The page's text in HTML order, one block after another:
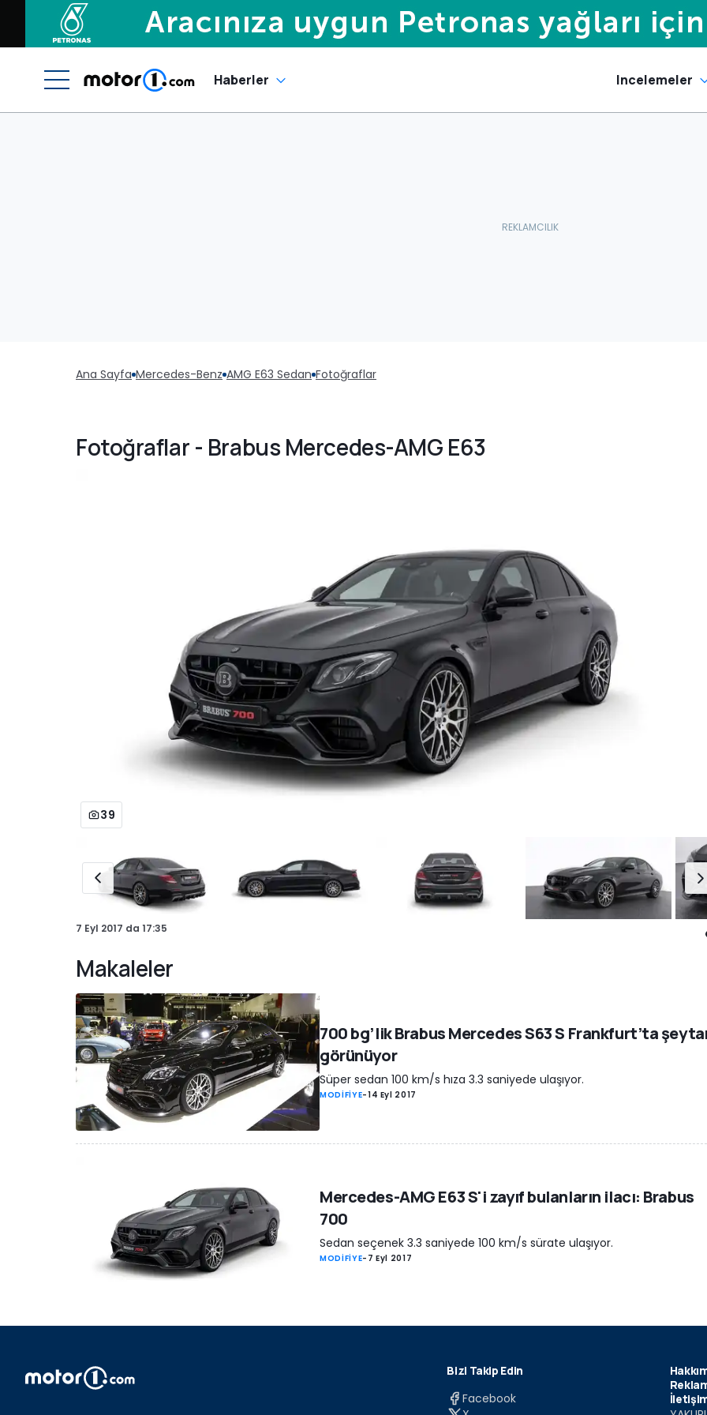
Haberler Incelemeler
Ana Sayfa Mercedes-Benz AMG E63 Sedan Fotoğraflar
Fotoğraflar - Brabus Mercedes-AMG E63
39
7 Eyl 2017 da 17:35
Makaleler
700 bg’lik Brabus Mercedes S63 S Frankfurt’ta
görünüyor
Süper sedan 100 km/s hıza 3.3 saniyede ulaşıyor.
MODİFİYE-14 Eyl 2017
Mercedes-AMG E63 S'i zayıf bulanların ilacı: Brabus
700
Sedan seçenek 3.3 saniyede 100 km/s sürate ulaşıyor.
MODİFİYE- 7 Eyl 2017
Bizi Takip Edin
Facebook